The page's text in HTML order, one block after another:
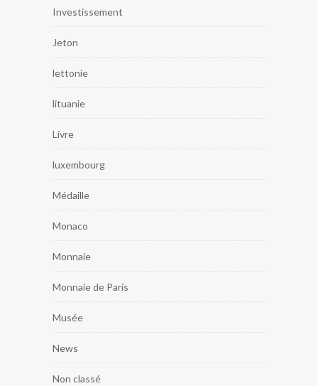
Investissement
Jeton
lettonie
lituanie
Livre
luxembourg
Médaille
Monaco
Monnaie
Monnaie de Paris
Musée
News
Non classé